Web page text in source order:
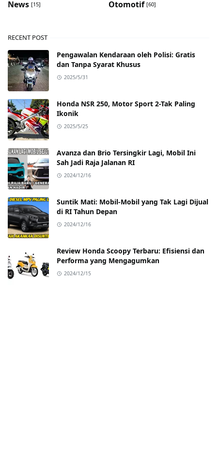
News [15] Otomotif [60]
RECENT POST
Pengawalan Kendaraan oleh Polisi: Gratis
dan Tanpa Syarat Khusus
2025/5/31
Honda NSR 250, Motor Sport 2-Tak Paling
Ikonik
2025/5/25
Avanza dan Brio Tersingkir Lagi, Mobil Ini
Sah Jadi Raja Jalanan RI
2024/12/16
Suntik Mati: Mobil-Mobil yang Tak Lagi Dijual
di RI Tahun Depan
2024/12/16
Review Honda Scoopy Terbaru: Efisiensi dan
Performa yang Mengagumkan
2024/12/15